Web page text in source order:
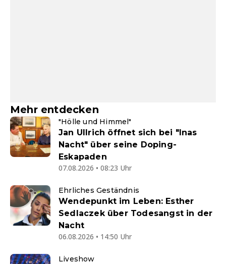
Mehr entdecken
"Hölle und Himmel"
Jan Ullrich öffnet sich bei "Inas
Nacht" über seine Doping-
Eskapaden
07.08.2026 • 08:23 Uhr
Ehrliches Geständnis
Wendepunkt im Leben: Esther
Sedlaczek über Todesangst in der
Nacht
06.08.2026 • 14:50 Uhr
Liveshow